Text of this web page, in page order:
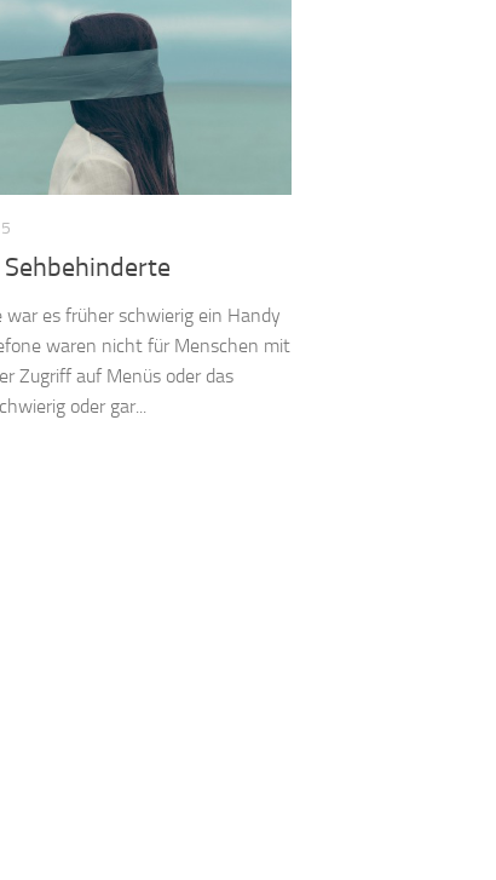
es früher schwierig ein Handy
waren nicht für Menschen mit
Zugriff auf Menüs oder das
oder gar...